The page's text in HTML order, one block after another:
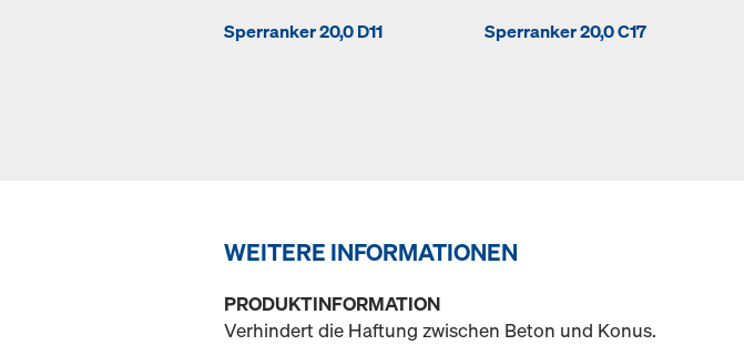
Sperranker 20,0 D11 Sperranker 20,0 C17
WEITERE INFORMATIONEN
PRODUKTINFORMATION
Verhindert die Haftung zwischen Beton und Konus.